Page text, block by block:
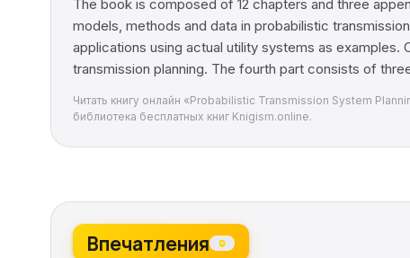
The book is composed of 12 chapters and three
models, methods and data in probabilistic
applications using actual utility systems as examples.
transmission planning. The fourth part consists of
Читать книгу онлайн «Probabilistic Transmission System
библиотека бесплатных книг Knigism.online.
Впечатления 0